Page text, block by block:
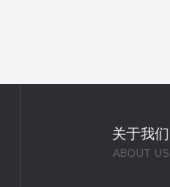
关于我们
ABOUT US